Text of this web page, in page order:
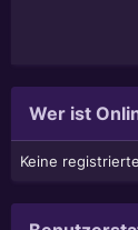
Wer ist
Keine